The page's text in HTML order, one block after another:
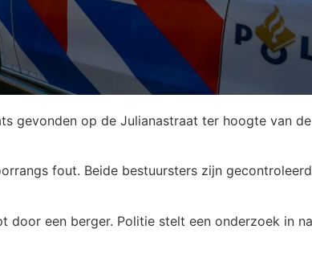
gevonden op de Julianastraat ter hoogte van
fout. Beide bestuursters zijn
een berger. Politie stelt een onderzoek in